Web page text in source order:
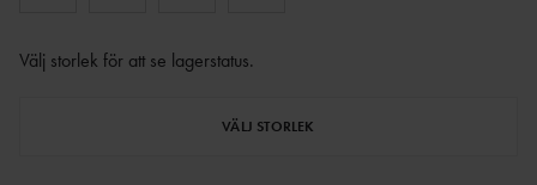
Välj storlek för att se lagerstatus.
VÄLJ STORLEK